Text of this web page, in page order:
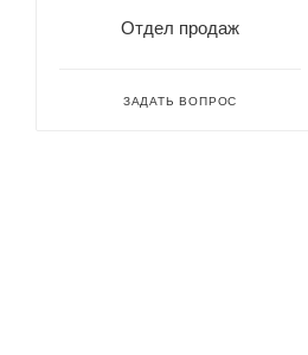
Отдел продаж
ЗАДАТЬ ВОПРОС